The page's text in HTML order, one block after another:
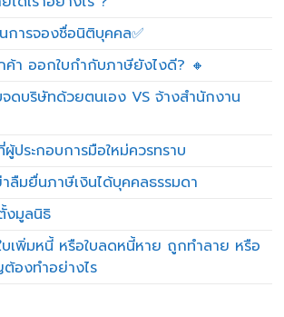
การจองชื่อนิติบุคคล✅
า ออกใบกำกับภาษียังไงดี? 🔸
จดบริษัทด้วยตนเอง VS จ้างสำนักงาน
ประกอบการมือใหม่ควรทราบ
าลืมยื่นภาษีเงินได้บุคคลธรรมดา
งมูลนิธิ
เพิ่มหนี้ หรือใบลดหนี้หาย ถูกทำลาย หรือ
ต้องทำอย่างไร